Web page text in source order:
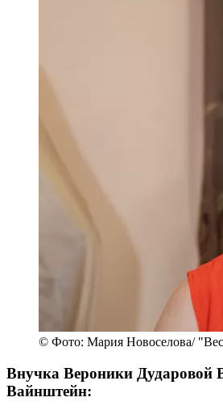
© Фото: Мария Новоселова/
Внучка Вероники Дударовой
Вайнштейн: